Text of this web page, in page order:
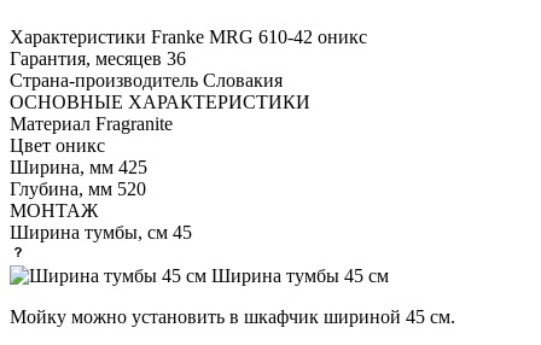
Характеристики Franke MRG 610-42 оникс
Гарантия, месяцев 36
Страна-производитель Словакия
ОСНОВНЫЕ ХАРАКТЕРИСТИКИ
Материал Fragranite
Цвет оникс
Ширина, мм 425
Глубина, мм 520
МОНТАЖ
Ширина тумбы, см 45
Ширина тумбы 45 см
Мойку можно установить в шкафчик шириной 45 см.